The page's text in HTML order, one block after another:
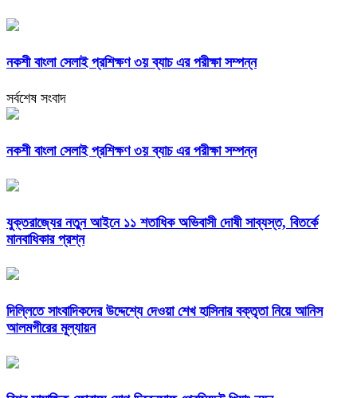
নকশী বাংলা সেলাই প্রশিক্ষণ ৩য় ব্যাচ এর পরীক্ষা সম্পন্ন
সর্বশেষ সংবাদ
নকশী বাংলা সেলাই প্রশিক্ষণ ৩য় ব্যাচ এর পরীক্ষা সম্পন্ন
যুক্তরাজ্যের নতুন আইনে ১১ শতাধিক অভিবাসী দোষী সাব্যস্ত, বিতর্কে
মানবাধিকার প্রশ্ন
দিল্লিতে সাংবাদিকদের উদ্দেশ্যে দেওয়া শেখ হাসিনার বক্তৃতা নিয়ে আনিস
আলমগীরের মূল্যায়ন